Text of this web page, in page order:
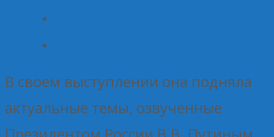
В своем выступлении она подняла
актуальные темы, озвученные